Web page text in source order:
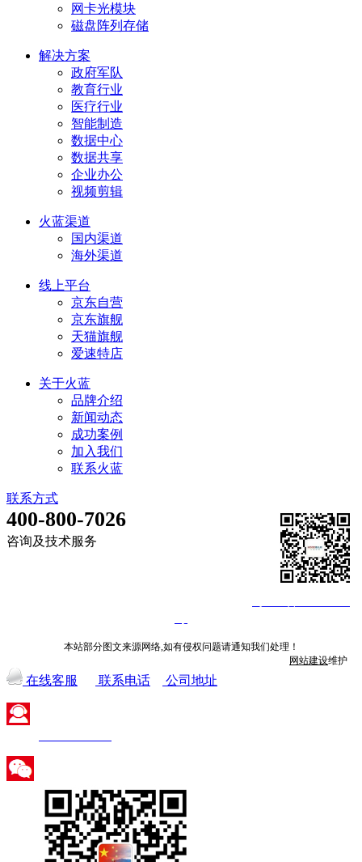
网卡光模块
磁盘阵列存储
解决方案
政府军队
教育行业
医疗行业
智能制造
数据中心
数据共享
企业办公
视频剪辑
火蓝渠道
国内渠道
海外渠道
线上平台
京东自营
京东旗舰
天猫旗舰
爱速特店
关于火蓝
品牌介绍
新闻动态
成功案例
加入我们
联系火蓝
联系方式
400-800-7026
咨询及技术服务
本站部分图文来源网络,如有侵权问题请通知我们处理！
网站建设维护
在线客服 联系电话 公司地址